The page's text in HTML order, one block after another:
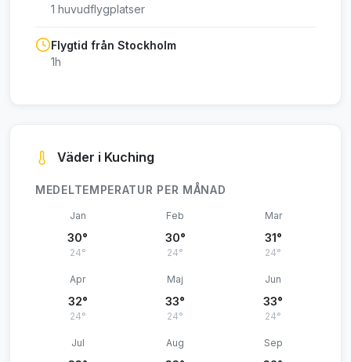
1 huvudflygplatser
Flygtid från Stockholm
1h
Väder i Kuching
MEDELTEMPERATUR PER MÅNAD
Jan
30°
24°
Feb
30°
24°
Mar
31°
24°
Apr
32°
24°
Maj
33°
24°
Jun
33°
24°
Jul Aug Sep